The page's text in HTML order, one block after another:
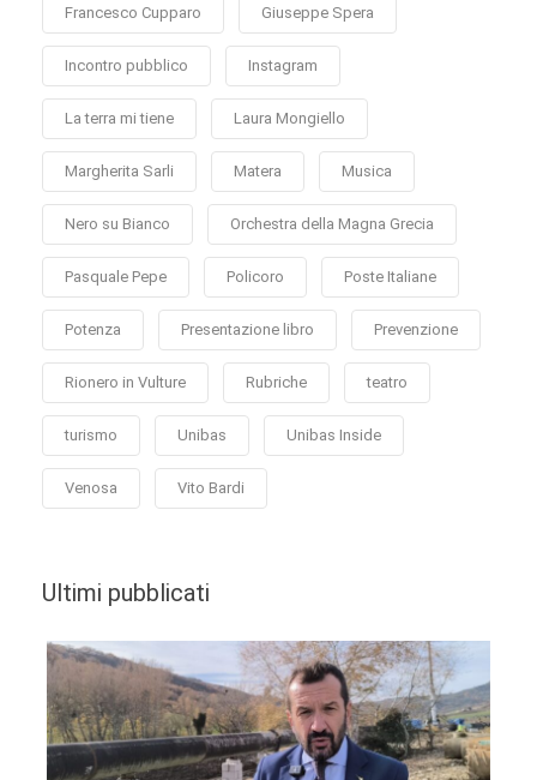
Francesco Cupparo Giuseppe Spera
Incontro pubblico Instagram
La terra mi tiene Laura Mongiello
Margherita Sarli Matera Musica
Nero su Bianco Orchestra della Magna Grecia
Pasquale Pepe Policoro Poste Italiane
Potenza Presentazione libro Prevenzione
Rionero in Vulture Rubriche teatro
turismo Unibas Unibas Inside
Venosa Vito Bardi
Ultimi pubblicati